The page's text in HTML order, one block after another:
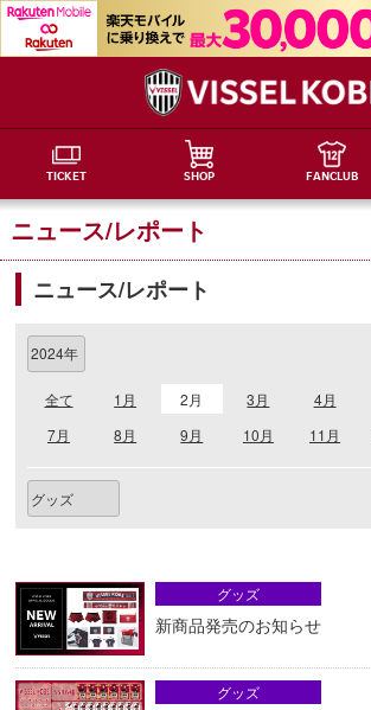
TICKET SHOP FANCLUB
ニュース/レポート
ニュース/レポート
全て 1月 2月 3月 4月
7月
8月 9月 10月 11月
新商品発売のお知らせ
グッズ
グッズ